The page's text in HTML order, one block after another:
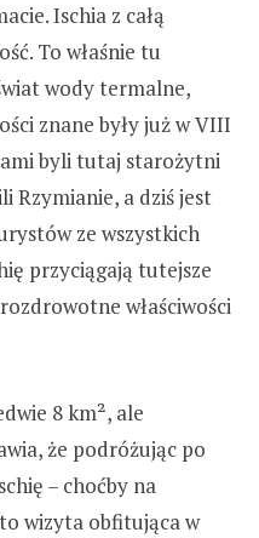
Ischia z całą
To właśnie tu
wody termalne,
znane były już w VIII
byli tutaj starożytni
Rzymianie, a dziś jest
ze wszystkich
przyciągają tutejsze
właściwości
8 km², ale
że podróżując po
– choćby na
wizyta obfitująca w